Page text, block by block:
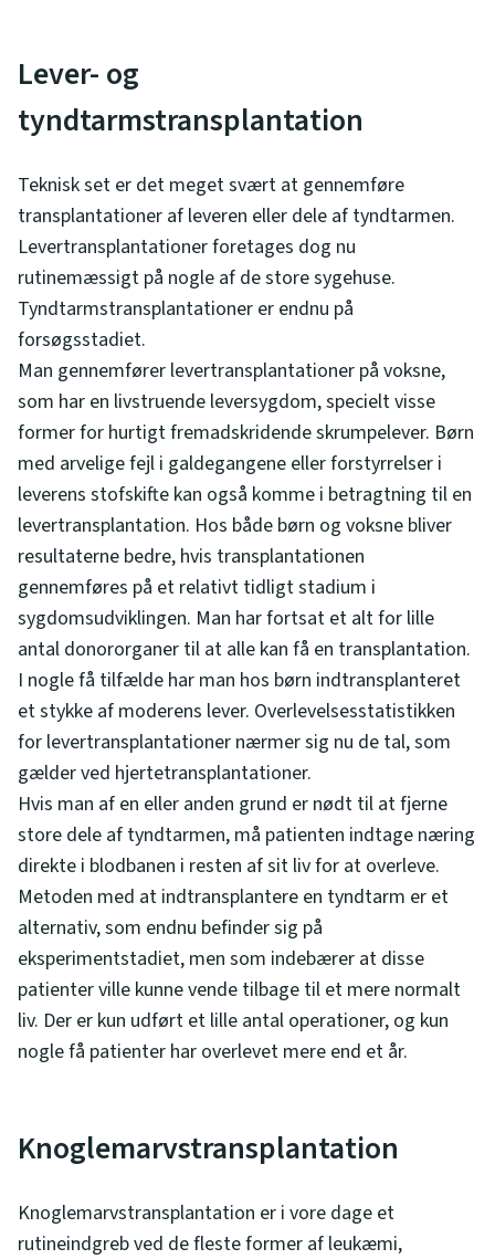
Lever- og
tyndtarmstransplantation
Teknisk set er det meget svært at gennemføre
transplantationer af leveren eller dele af tyndtarmen.
Levertransplantationer foretages dog nu
rutinemæssigt på nogle af de store sygehuse.
Tyndtarmstransplantationer er endnu på
forsøgsstadiet.
Man gennemfører levertransplantationer på voksne,
som har en livstruende leversygdom, specielt visse
former for hurtigt fremadskridende skrumpelever. Børn
med arvelige fejl i galdegangene eller forstyrrelser i
leverens stofskifte kan også komme i betragtning til en
levertransplantation. Hos både børn og voksne bliver
resultaterne bedre, hvis transplantationen
gennemføres på et relativt tidligt stadium i
sygdomsudviklingen. Man har fortsat et alt for lille
antal donororganer til at alle kan få en transplantation.
I nogle få tilfælde har man hos børn indtransplanteret
et stykke af moderens lever. Overlevelsesstatistikken
for levertransplantationer nærmer sig nu de tal, som
gælder ved hjertetransplantationer.
Hvis man af en eller anden grund er nødt til at fjerne
store dele af tyndtarmen, må patienten indtage næring
direkte i blodbanen i resten af sit liv for at overleve.
Metoden med at indtransplantere en tyndtarm er et
alternativ, som endnu befinder sig på
eksperimentstadiet, men som indebærer at disse
patienter ville kunne vende tilbage til et mere normalt
liv. Der er kun udført et lille antal operationer, og kun
nogle få patienter har overlevet mere end et år.
Knoglemarvstransplantation
Knoglemarvstransplantation er i vore dage et
rutineindgreb ved de fleste former af leukæmi,